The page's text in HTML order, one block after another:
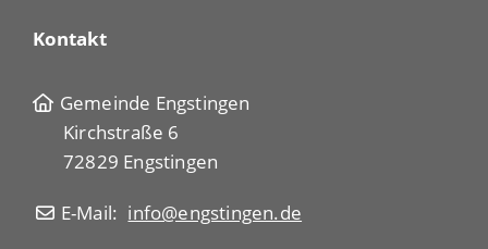
Kontakt
Gemeinde Engstingen
Kirchstraße 6
72829 Engstingen
E-Mail: info@engstingen.de